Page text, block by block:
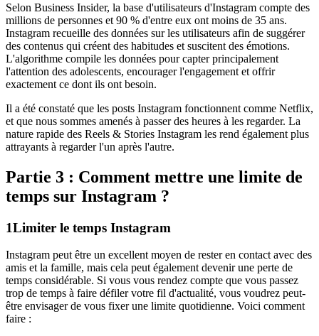
Selon Business Insider, la base d'utilisateurs d'Instagram compte des
millions de personnes et 90 % d'entre eux ont moins de 35 ans.
Instagram recueille des données sur les utilisateurs afin de suggérer
des contenus qui créent des habitudes et suscitent des émotions.
L'algorithme compile les données pour capter principalement
l'attention des adolescents, encourager l'engagement et offrir
exactement ce dont ils ont besoin.
Il a été constaté que les posts Instagram fonctionnent comme Netflix,
et que nous sommes amenés à passer des heures à les regarder. La
nature rapide des Reels & Stories Instagram les rend également plus
attrayants à regarder l'un après l'autre.
Partie 3 : Comment mettre une limite de
temps sur Instagram ?
1Limiter le temps Instagram
Instagram peut être un excellent moyen de rester en contact avec des
amis et la famille, mais cela peut également devenir une perte de
temps considérable. Si vous vous rendez compte que vous passez
trop de temps à faire défiler votre fil d'actualité, vous voudrez peut-
être envisager de vous fixer une limite quotidienne. Voici comment
faire :